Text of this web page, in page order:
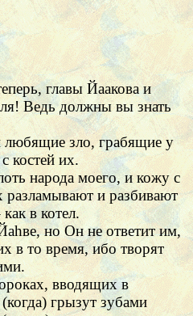
главы Йаакова и
Ведь должны вы знать
зло, грабящие у
костей их.
народа моего, и кожу с
разламывают и разбивают
в котел.
но Он не ответит им,
в то время, ибо творят
вводящих в
грызут зубами